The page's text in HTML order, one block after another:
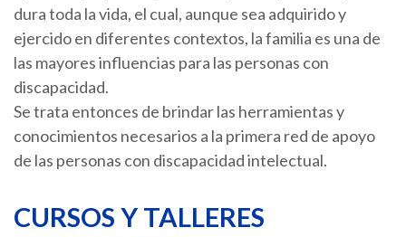
dura toda la vida, el cual, aunque sea adquirido y
ejercido en diferentes contextos, la familia es una de
las mayores influencias para las personas con
discapacidad.
Se trata entonces de brindar las herramientas y
conocimientos necesarios a la primera red de apoyo
de las personas con discapacidad intelectual.
CURSOS Y TALLERES